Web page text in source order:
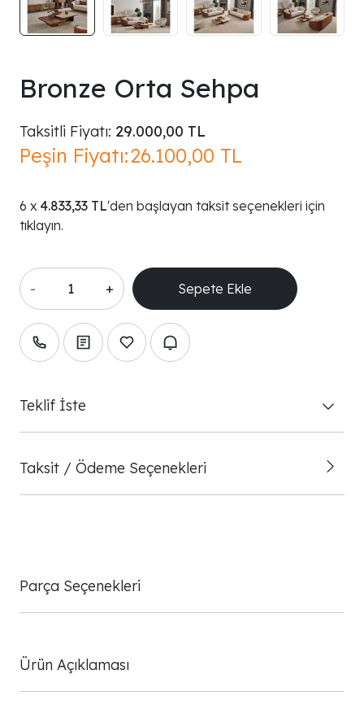
Bronze Orta Sehpa
Taksitli Fiyatı: 29.000,00 TL
Peşin Fiyatı:26.100,00 TL
4.833,33 TL'den başlayan taksit seçenekleri için
tıklayın.
- +
Teklif İste
Taksit / Ödeme Seçenekleri
Parça Seçenekleri
Ürün Açıklaması